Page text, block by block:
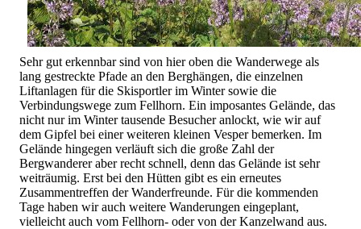
Sehr gut erkennbar sind von hier oben die Wanderwege als
lang gestreckte Pfade an den Berghängen, die einzelnen
Liftanlagen für die Skisportler im Winter sowie die
Verbindungswege zum Fellhorn. Ein imposantes Gelände, das
nicht nur im Winter tausende Besucher anlockt, wie wir auf
dem Gipfel bei einer weiteren kleinen Vesper bemerken. Im
Gelände hingegen verläuft sich die große Zahl der
Bergwanderer aber recht schnell, denn das Gelände ist sehr
weiträumig. Erst bei den Hütten gibt es ein erneutes
Zusammentreffen der Wanderfreunde. Für die kommenden
Tage haben wir auch weitere Wanderungen eingeplant,
vielleicht auch vom Fellhorn- oder von der Kanzelwand aus.